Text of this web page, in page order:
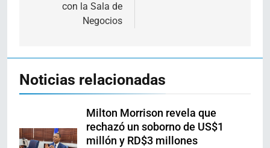
con la Sala de
Negocios
Noticias relacionadas
Milton Morrison revela que
rechazó un soborno de US$1
millón y RD$3 millones